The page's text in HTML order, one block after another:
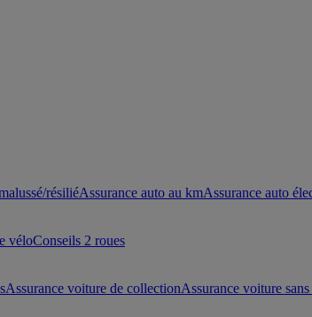
résiliéAssurance auto au kmAssurance auto
véloConseils 2 roues
Assurance voiture de collectionAssurance voiture